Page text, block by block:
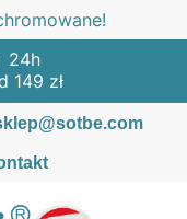
24h
149 zł